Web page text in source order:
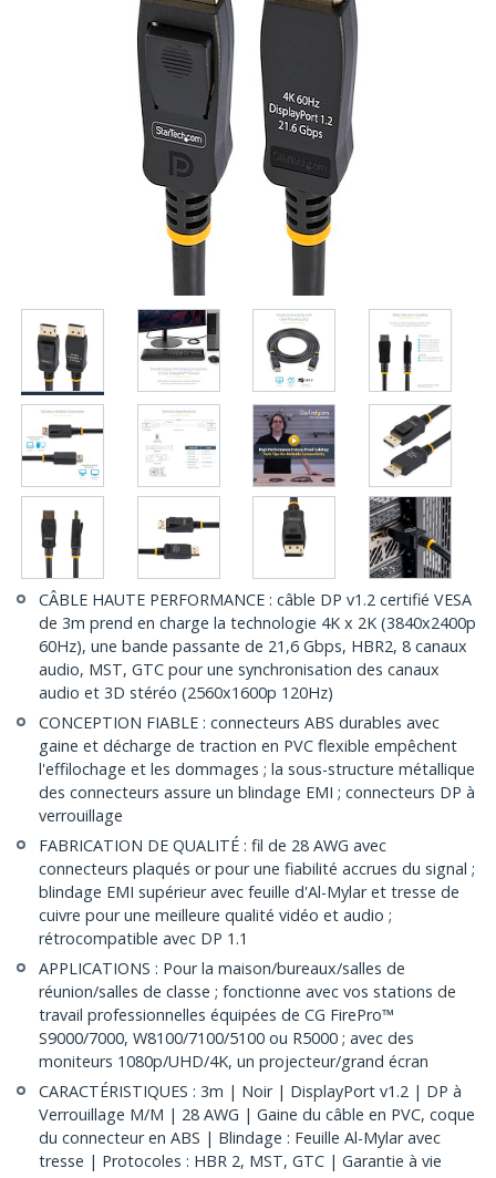
CÂBLE HAUTE PERFORMANCE : câble DP v1.2 certifié VESA
de 3m prend en charge la technologie 4K x 2K (3840x2400p
60Hz), une bande passante de 21,6 Gbps, HBR2, 8 canaux
audio, MST, GTC pour une synchronisation des canaux
audio et 3D stéréo (2560x1600p 120Hz)
CONCEPTION FIABLE : connecteurs ABS durables avec
gaine et décharge de traction en PVC flexible empêchent
l'effilochage et les dommages ; la sous-structure métallique
des connecteurs assure un blindage EMI ; connecteurs DP à
verrouillage
FABRICATION DE QUALITÉ : fil de 28 AWG avec
connecteurs plaqués or pour une fiabilité accrues du signal ;
blindage EMI supérieur avec feuille d'Al-Mylar et tresse de
cuivre pour une meilleure qualité vidéo et audio ;
rétrocompatible avec DP 1.1
APPLICATIONS : Pour la maison/bureaux/salles de
réunion/salles de classe ; fonctionne avec vos stations de
travail professionnelles équipées de CG FirePro™
S9000/7000, W8100/7100/5100 ou R5000 ; avec des
moniteurs 1080p/UHD/4K, un projecteur/grand écran
CARACTÉRISTIQUES : 3m | Noir | DisplayPort v1.2 | DP à
Verrouillage M/M | 28 AWG | Gaine du câble en PVC, coque
du connecteur en ABS | Blindage : Feuille Al-Mylar avec
tresse | Protocoles : HBR 2, MST, GTC | Garantie à vie